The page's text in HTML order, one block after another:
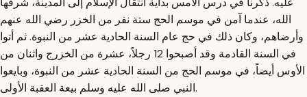
الله، عندما آمن في موسم الحج ستة نفر من الخزر رضي الله عنهم
وأرضاهم، وكان ذلك في حج عام السنة الحادية عشر من النبوة. ثم أتوا
في السنة القادمة وقد أصبحوا 12 رجلاً، عشرة من الخزرج واثنان من
الأوس أيضاً، في موسم الحج من السنة الحادية عشر من النبوة، وبايعوا
النبي صلى الله عليه وسلم بيعة العقبة الأولى.